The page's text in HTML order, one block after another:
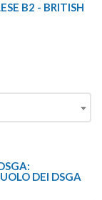
B2 - BRITISH
DEI DSGA